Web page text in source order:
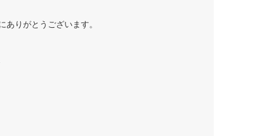
りがとうございます。